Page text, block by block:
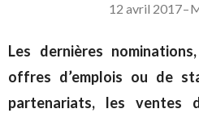
12 avril 2017–
Les dernières
offres d’emplois ou de
partenariats, les ventes